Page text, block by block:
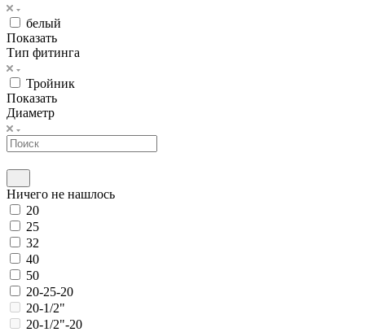
белый
Показать
Тип фитинга
Тройник
Показать
Диаметр
Ничего не нашлось
20
25
32
40
50
20-25-20
20-1/2"
20-1/2"-20